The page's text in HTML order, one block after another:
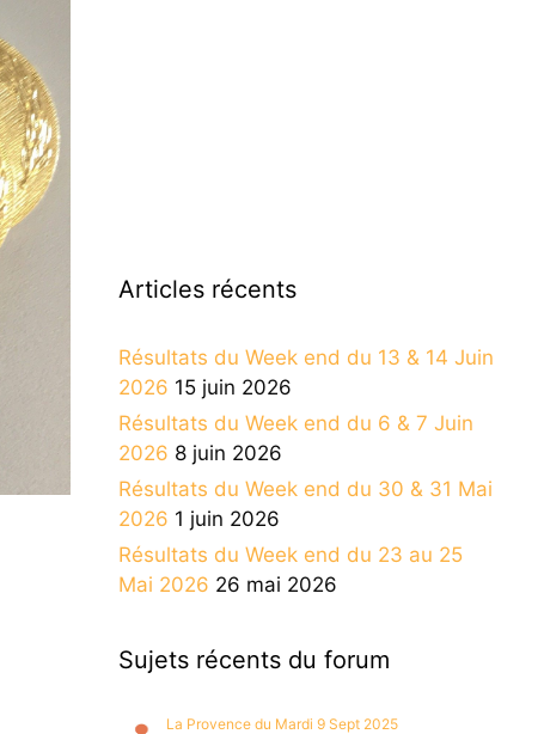
Articles récents
Résultats du Week end du 13 & 14 Juin
2026 15 juin 2026
Résultats du Week end du 6 & 7 Juin
2026 8 juin 2026
Résultats du Week end du 30 & 31 Mai
2026 1 juin 2026
Résultats du Week end du 23 au 25
Mai 2026 26 mai 2026
Sujets récents du forum
La Provence du Mardi 9 Sept 2025